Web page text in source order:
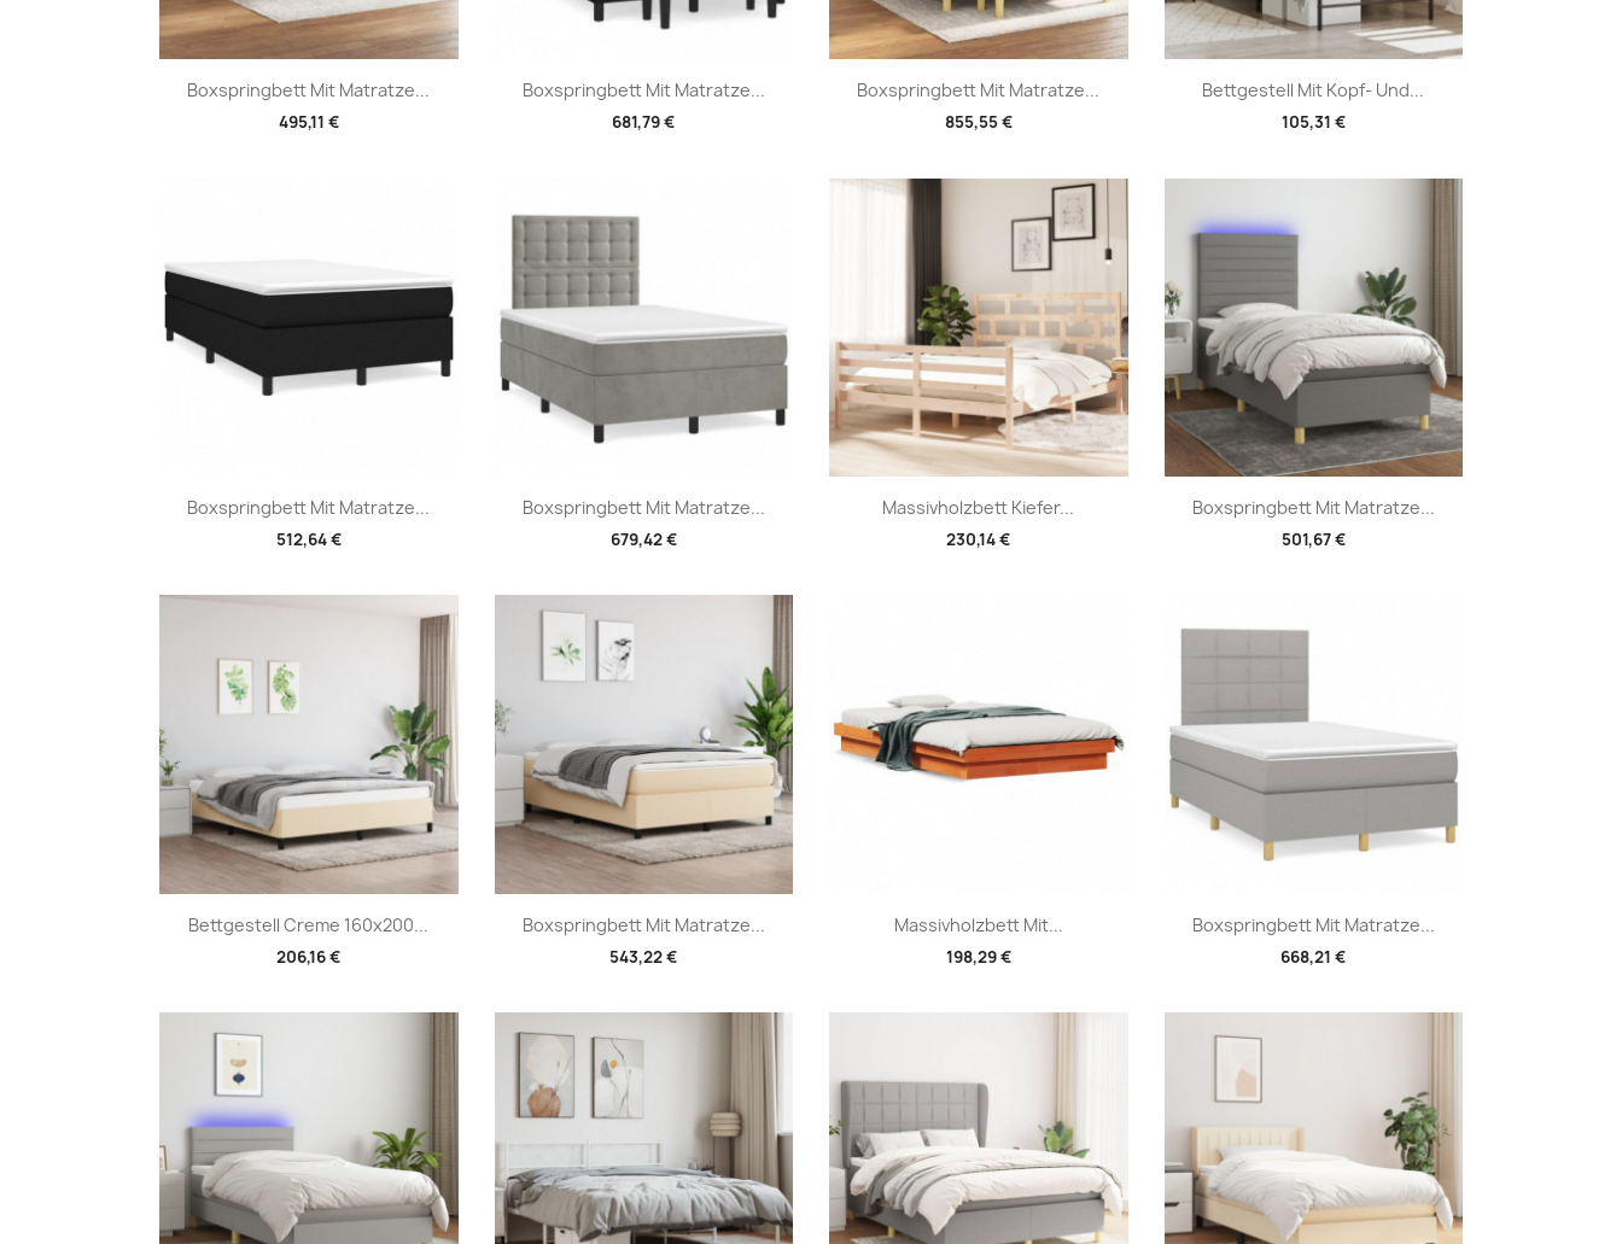
Boxspringbett Mit Matratze...
495,11 €
Vorschau Boxspringbett Mit Matratze...
681,79 €
Vorschau Boxspringbett Mit Matratze...
855,55 €
Vorschau Bettgestell Mit Kopf- Und...
105,31 €
Vorschau
Boxspringbett Mit Matratze...
512,64 €
Vorschau Boxspringbett Mit Matratze...
679,42 €
Vorschau Massivholzbett Kiefer...
230,14 €
Vorschau Boxspringbett Mit Matratze...
501,67 €
Vorschau
Bettgestell Creme 160x200...
206,16 €
Vorschau Boxspringbett Mit Matratze...
543,22 €
Vorschau Massivholzbett Mit...
198,29 €
Vorschau Boxspringbett Mit Matratze...
668,21 €
Vorschau